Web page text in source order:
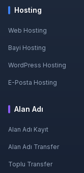
Hosting
Web Hosting
Bayi Hosting
WordPress Hosting
E-Posta Hosting
Alan Adı
Alan Adı Kayıt
Alan Adı Transfer
Toplu Transfer